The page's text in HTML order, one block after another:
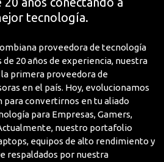
1.20
tecnología.
proveedora de tecnología
de 20 años de experiencia, nuestra
primera proveedora de
en el país. Hoy, evolucionamos
para convertirnos en tu aliado
para Empresas, Gamers,
nuestro portafolio
equipos de alto rendimiento y
respaldados por nuestra